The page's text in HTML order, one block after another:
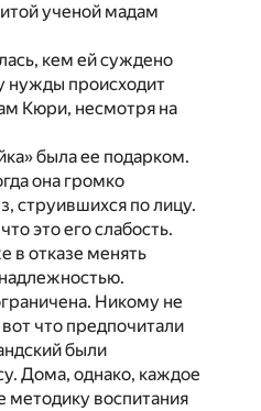
ученой мадам
кем ей суждено
нужды происходит
Кюри, несмотря на
была ее подарком.
она громко
струившихся по лицу.
это его слабость.
в отказе менять
Никому не
что предпочитали
были
Дома, однако, каждое
методику воспитания